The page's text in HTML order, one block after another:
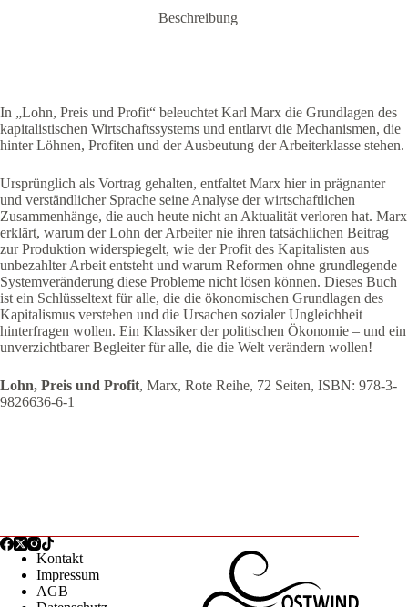
Beschreibung
In „Lohn, Preis und Profit“ beleuchtet Karl Marx die Grundlagen des
kapitalistischen Wirtschaftssystems und entlarvt die Mechanismen, die
hinter Löhnen, Profiten und der Ausbeutung der Arbeiterklasse stehen.
Ursprünglich als Vortrag gehalten, entfaltet Marx hier in prägnanter
und verständlicher Sprache seine Analyse der wirtschaftlichen
Zusammenhänge, die auch heute nicht an Aktualität verloren hat. Marx
erklärt, warum der Lohn der Arbeiter nie ihren tatsächlichen Beitrag
zur Produktion widerspiegelt, wie der Profit des Kapitalisten aus
unbezahlter Arbeit entsteht und warum Reformen ohne grundlegende
Systemveränderung diese Probleme nicht lösen können. Dieses Buch
ist ein Schlüsseltext für alle, die die ökonomischen Grundlagen des
Kapitalismus verstehen und die Ursachen sozialer Ungleichheit
hinterfragen wollen. Ein Klassiker der politischen Ökonomie – und ein
unverzichtbarer Begleiter für alle, die die Welt verändern wollen!
Lohn, Preis und Profit, Marx, Rote Reihe, 72 Seiten, ISBN: 978-3-
9826636-6-1
Kontakt
Impressum
AGB